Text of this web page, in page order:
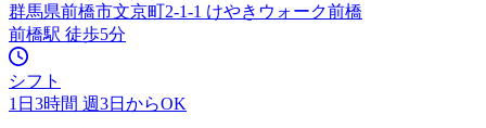
群馬県前橋市文京町2-1-1 けやきウォーク前橋
前橋駅 徒歩5分
シフト
1日3時間 週3日からOK